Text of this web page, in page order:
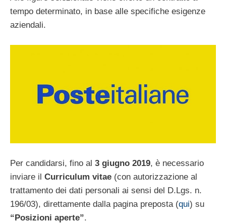
tempo determinato, in base alle specifiche esigenze
aziendali.
Per candidarsi, fino al 3 giugno 2019, è necessario
inviare il Curriculum vitae (con autorizzazione al
trattamento dei dati personali ai sensi del D.Lgs. n.
196/03), direttamente dalla pagina preposta (qui) su
“Posizioni aperte”.